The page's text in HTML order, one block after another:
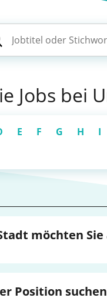
Jobs bei
E F G H I
möchten
Position suchen